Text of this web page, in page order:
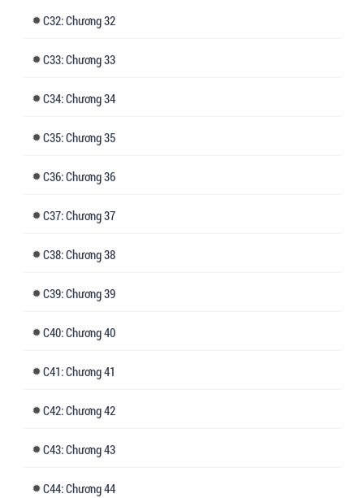
32: Chương 32
33: Chương 33
34: Chương 34
35: Chương 35
36: Chương 36
37: Chương 37
38: Chương 38
39: Chương 39
40: Chương 40
41: Chương 41
42: Chương 42
43: Chương 43
44: Chương 44